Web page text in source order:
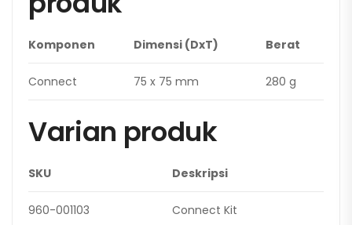
Komponen Dimensi (DxT) Berat
Connect 75 x 75 mm 280 g
Varian produk
SKU Deskripsi
960-001103 Connect Kit